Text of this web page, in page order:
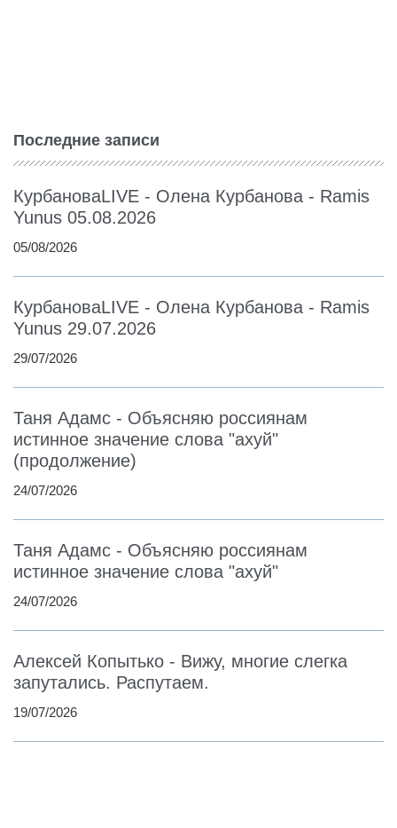
Последние записи
КурбановаLIVE - Олена Курбанова - Ramis
Yunus 05.08.2026
05/08/2026
КурбановаLIVE - Олена Курбанова - Ramis
Yunus 29.07.2026
29/07/2026
Таня Адамс - Объясняю россиянам
истинное значение слова "ахуй"
(продолжение)
24/07/2026
Таня Адамс - Объясняю россиянам
истинное значение слова "ахуй"
24/07/2026
Алексей Копытько - Вижу, многие слегка
запутались. Распутаем.
19/07/2026